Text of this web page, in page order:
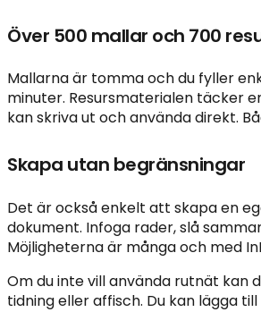
Över 500 mallar och 700
Mallarna är tomma och du fyller
minuter. Resursmaterialen täcker
kan skriva ut och använda direkt.
Skapa utan begränsningar
Det är också enkelt att skapa en
dokument. Infoga rader, slå
Möjligheterna är många och med
Om du inte vill använda rutnät kan
tidning eller affisch. Du kan lägga